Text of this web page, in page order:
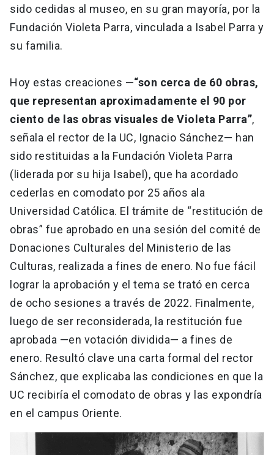
sido cedidas al museo, en su gran mayoría, por la
Fundación Violeta Parra, vinculada a Isabel Parra y
su familia.
Hoy estas creaciones —“son cerca de 60 obras,
que representan aproximadamente el 90 por
ciento de las obras visuales de Violeta Parra”,
señala el rector de la UC, Ignacio Sánchez— han
sido restituidas a la Fundación Violeta Parra
(liderada por su hija Isabel), que ha acordado
cederlas en comodato por 25 años ala
Universidad Católica. El trámite de “restitución de
obras” fue aprobado en una sesión del comité de
Donaciones Culturales del Ministerio de las
Culturas, realizada a fines de enero. No fue fácil
lograr la aprobación y el tema se trató en cerca
de ocho sesiones a través de 2022. Finalmente,
luego de ser reconsiderada, la restitución fue
aprobada —en votación dividida— a fines de
enero. Resultó clave una carta formal del rector
Sánchez, que explicaba las condiciones en que la
UC recibiría el comodato de obras y las expondría
en el campus Oriente.